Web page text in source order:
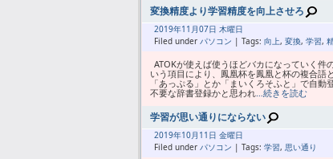
変換精度より学習精度を向上させろ
2019年11月07日 木曜日
Filed under パソコン | Tags: 向上, 変換, 学習,
ATOKが使えば使うほどバカになっていく
いう項目により、鳳凰杯を鳳凰と杯の複合
「あっぷる」とか「まいくろそふと」で自
不要な辞書登録かと思われ…続きを読む
学習が思い通りにならない
2019年10月 11日 金曜日
Filed under パソコン | Tags: 学習, 思い通り